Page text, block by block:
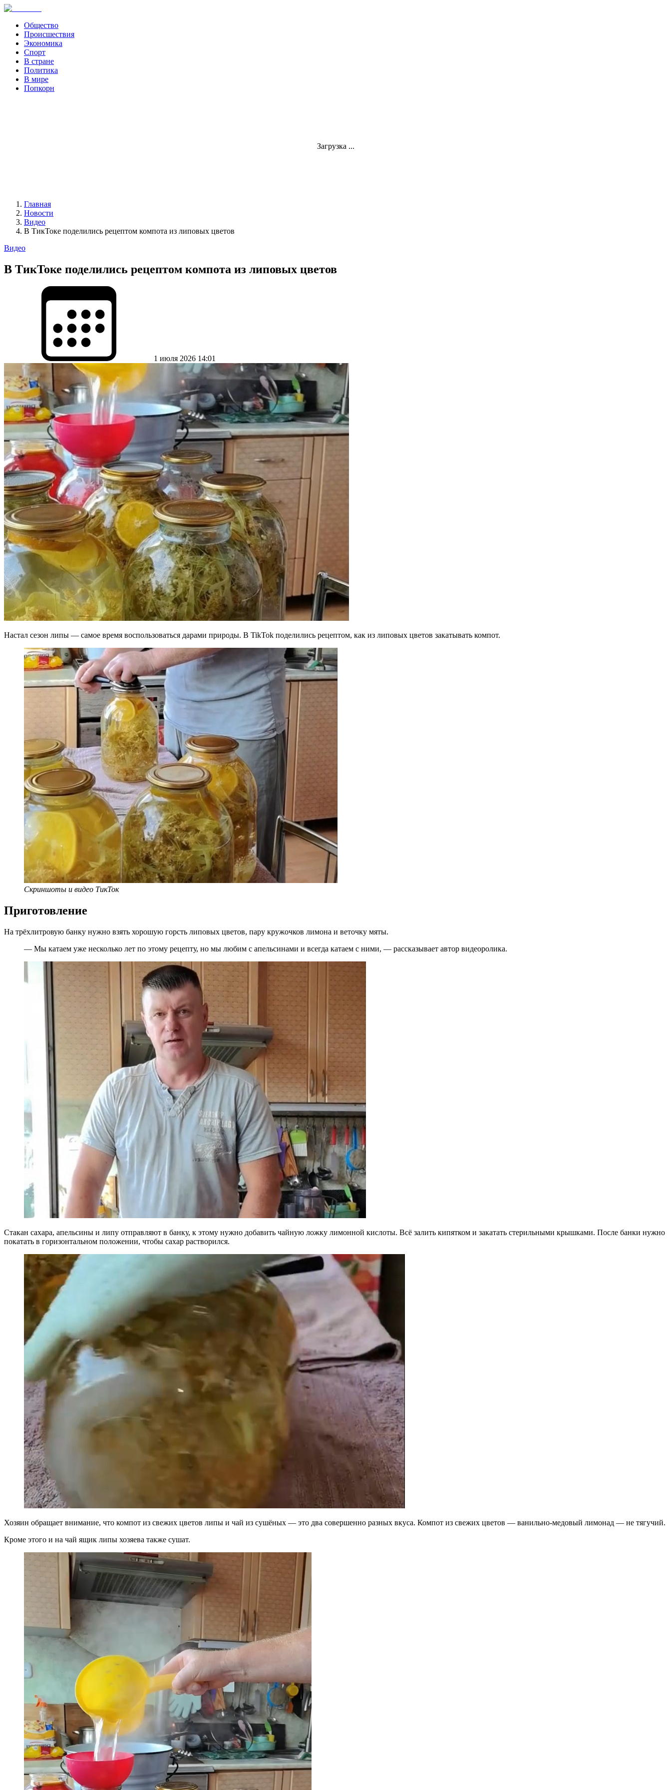
Общество
Происшествия
Экономика
Спорт
В стране
Политика
В мире
Попкорн
Загрузка ...
Главная
Новости
Видео
В TикToке поделились рецептом компота из липовых цветов
Видео
В TикToке поделились рецептом компота из липовых цветов
1 июля 2026 14:01
Настал сезон липы — самое время воспользоваться дарами природы. В TikTok поделились рецептом, как из липовых цветов закатывать компот.
Скриншоты и видео ТикТок
Приготовление
На трёхлитровую банку нужно взять хорошую горсть липовых цветов, пару кружочков лимона и веточку мяты.
— Мы катаем уже несколько лет по этому рецепту, но мы любим с апельсинами и всегда катаем с ними, — рассказывает автор видеоролика.
Стакан сахара, апельсины и липу отправляют в банку, к этому нужно добавить чайную ложку лимонной кислоты. Всё залить кипятком и закатать стерильными крышками. После банки нужно
покатать в горизонтальном положении, чтобы сахар растворился.
Хозяин обращает внимание, что компот из свежих цветов липы и чай из сушёных — это два совершенно разных вкуса. Компот из свежих цветов — ванильно-медовый лимонад — не тягучий.
Кроме этого и на чай ящик липы хозяева также сушат.